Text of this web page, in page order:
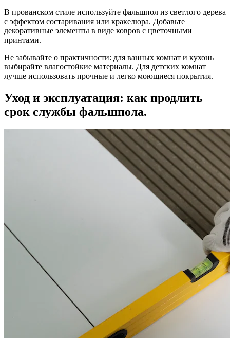
В прованском стиле используйте фальшпол из светлого дерева
с эффектом состаривания или кракелюра. Добавьте
декоративные элементы в виде ковров с цветочными
принтами.
Не забывайте о практичности: для ванных комнат и кухонь
выбирайте влагостойкие материалы. Для детских комнат
лучше использовать прочные и легко моющиеся покрытия.
Уход и эксплуатация: как продлить
срок службы фальшпола.